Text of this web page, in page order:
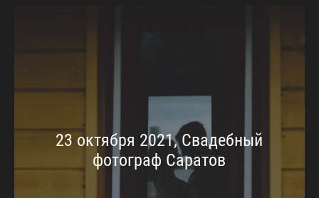
23 октября 2021, Свадебный
фотограф Саратов